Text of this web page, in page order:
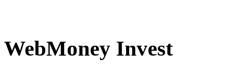
WebMoney Invest